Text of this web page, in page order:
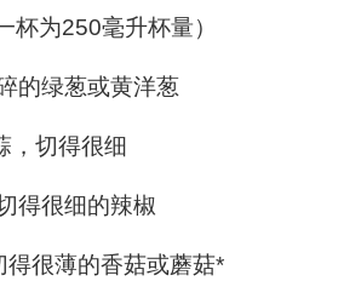
杯为250毫升杯量）
的绿葱或黄洋葱
，切得很细
得很细的辣椒
很薄的香菇或蘑菇*